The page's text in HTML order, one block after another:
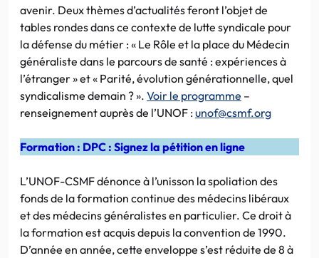
avenir. Deux thèmes d’actualités feront l’objet de
tables rondes dans ce contexte de lutte syndicale pour
la défense du métier : « Le Rôle et la place du Médecin
généraliste dans le parcours de santé : expériences à
l’étranger » et « Parité, évolution générationnelle, quel
syndicalisme demain ? ». Voir le programme –
renseignement auprès de l’UNOF :unof@csmf.org
Formation : DPC : Signez la pétition en ligne
L’UNOF-CSMF dénonce à l’unisson la spoliation des
fonds de la formation continue des médecins libéraux
et des médecins généralistes en particulier. Ce droit à
la formation est acquis depuis la convention de 1990.
D’année en année, cette enveloppe s’est réduite de 8 à